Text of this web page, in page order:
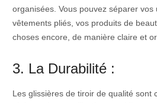
organisées. Vous pouvez séparer
vêtements pliés, vos produits de
choses encore, de manière claire et
3. La Durabilité :
Les glissières de tiroir de qualité sont